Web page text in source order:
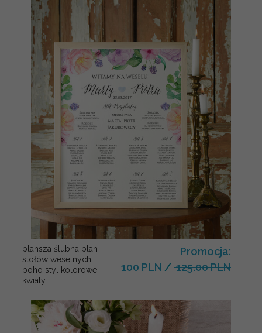
plansza ślubna plan
stołów weselnych,
boho styl kolorowe
kwiaty
Promocja:
100 PLN / 125.00 PLN